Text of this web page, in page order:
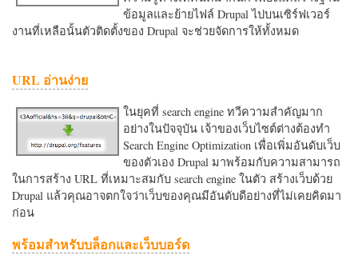
ข้อมูลและย้ายไฟล์ Drupal ไปบนเซิร์ฟเวอร์
งานที่เหลือนั้นตัวติดตั้งของ Drupal จะช่วยจัดการให้ทั้งหมด
URL อ่านง่าย
ในยุคที่ search engine ทวีความสำคัญมาก
อย่างในปัจจุบัน เจ้าของเว็บไซต์ต่างต้องทำ
Search Engine Optimization เพื่อเพิ่มอันดับเว็บ
ของตัวเอง Drupal มาพร้อมกับความสามารถ
ในการสร้าง URL ที่เหมาะสมกับ search engine ในตัว สร้างเว็บด้วย
Drupal แล้วคุณอาจตกใจว่าเว็บของคุณมีอันดับดีอย่างที่ไม่เคยคิดมา
ก่อน
พร้อมสำหรับบล็อกและเว็บบอร์ด